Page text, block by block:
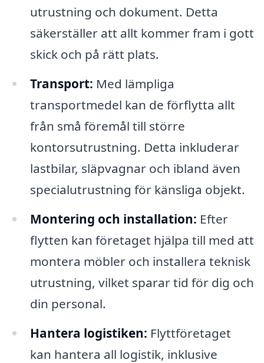
utrustning och dokument. Detta
säkerställer att allt kommer fram i gott
skick och på rätt plats.
Transport: Med lämpliga
transportmedel kan de förflytta allt
från små föremål till större
kontorsutrustning. Detta inkluderar
lastbilar, släpvagnar och ibland även
specialutrustning för känsliga objekt.
Montering och installation: Efter
flytten kan företaget hjälpa till med att
montera möbler och installera teknisk
utrustning, vilket sparar tid för dig och
din personal.
Hantera logistiken: Flyttföretaget
kan hantera all logistik, inklusive